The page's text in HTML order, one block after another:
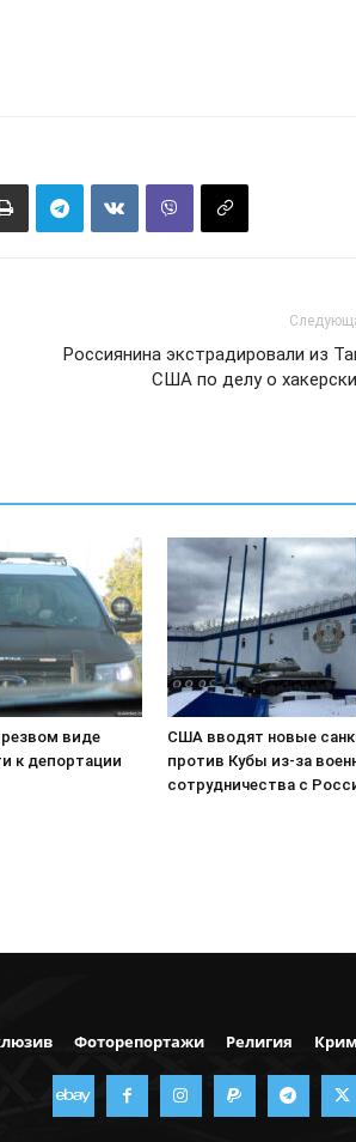
Россиянина экстрадировали из
США по делу о
виде
к депортации
США вводят новые
против Кубы из-за
сотрудничества с
Фоторепортажи Религия